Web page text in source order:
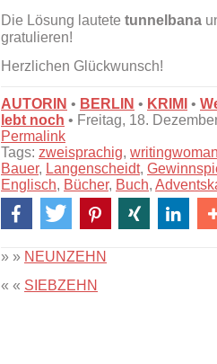
Die Lösung lautete tunnelbana
gratulieren!
Herzlichen Glückwunsch!
AUTORIN • BERLIN • KRIMI •
lebt noch • Freitag, 18.
Permalink
Tags: zweisprachig,
Bauer, Langenscheidt,
Englisch, Bücher, Buch,
» » NEUNZEHN
« « SIEBZEHN